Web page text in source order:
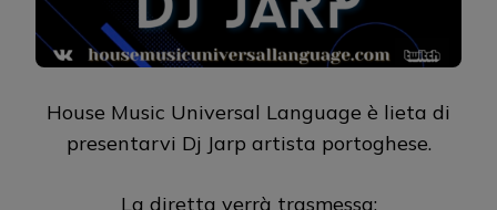
House Music Universal Language è lieta di
presentarvi Dj Jarp artista portoghese.
La diretta verrà trasmessa: